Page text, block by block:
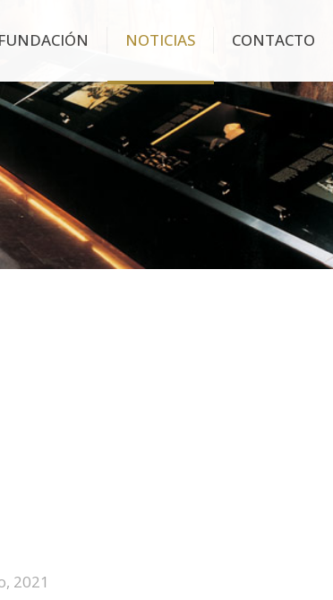
FUNDACIÓN NOTICIAS CONTACTO
2021